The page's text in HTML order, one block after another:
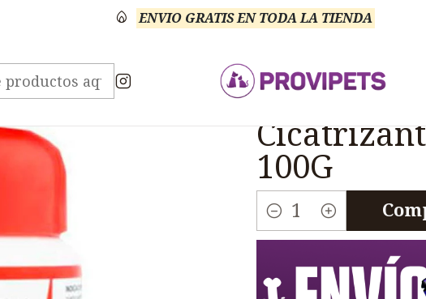
ENVIO GRATIS EN TODA LA TIENDA
Veterinario Cicratizantes Pezosan N Unguento Bactericida
Pezosan
100G
Cantidad